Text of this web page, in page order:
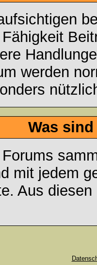
werden
Was
mit jedem
Aus